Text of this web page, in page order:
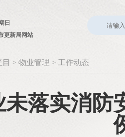
日
更新局网站
> 物业管理 > 工作动态
落实消防